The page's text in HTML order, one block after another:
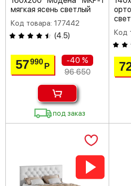
мягкая ясень светлый
Код товара: 177442
(4.5)
57990Р
-40 %
96 650
под заказ
Код